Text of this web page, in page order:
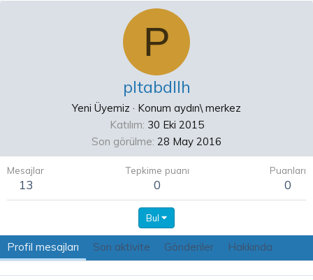
P
pltabdllh
Yeni Üyemiz · Konum aydın\ merkez
Katılım 30 Eki 2015
Son görülme 28 May 2016
Mesajlar
13
Tepkime puanı
0
Puanları
0
Bul
Profil mesajları Son aktivite Gönderiler Hakkında